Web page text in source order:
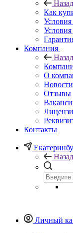
Назад
Как
Условия
Компания
Назад
О
Новости
Отзывы
Контакты
Назад
Личный